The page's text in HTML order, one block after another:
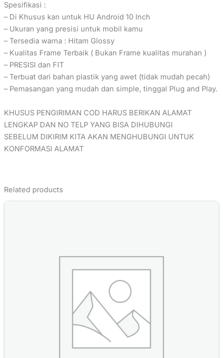
Spesifikasi :
– Di Khusus kan untuk HU Android 10 Inch
– Ukuran yang presisi untuk mobil kamu
– Tersedia warna : Hitam Glossy
– Kualitas Frame Terbaik ( Bukan Frame kualitas murahan )
– PRESISI dan FIT
– Terbuat dari bahan plastik yang awet (tidak mudah pecah)
– Pemasangan yang mudah dan simple, tinggal Plug and Play.
KHUSUS PENGIRIMAN COD HARUS BERIKAN ALAMAT
LENGKAP DAN NO TELP YANG BISA DIHUBUNGI
SEBELUM DIKIRIM KITA AKAN MENGHUBUNGI UNTUK
KONFORMASI ALAMAT
Related products